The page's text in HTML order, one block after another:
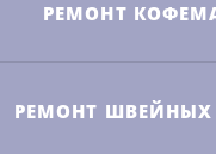
РЕМОНТ
РЕМОНТ